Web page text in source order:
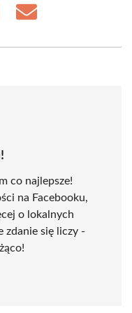
Share
co najlepsze!
na Facebooku,
o lokalnych
zdanie się liczy -